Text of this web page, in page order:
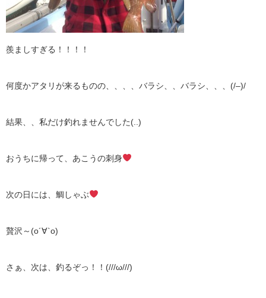
羨ましすぎる！！！！
何度かアタリが来るものの、、、、バラシ、、バラシ、、、(/–)/
結果、、私だけ釣れませんでした(..)
おうちに帰って、あこうの刺身
次の日には、鯛しゃぶ
贅沢～(о´∀`о)
さぁ、次は、釣るぞっ！！(///ω///)